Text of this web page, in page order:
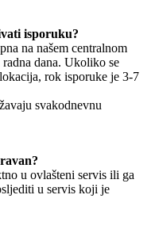
isporuku?
na našem centralnom
dana. Ukoliko se
rok isporuke je 3-7
svakodnevnu
u ovlašteni servis ili ga
u servis koji je